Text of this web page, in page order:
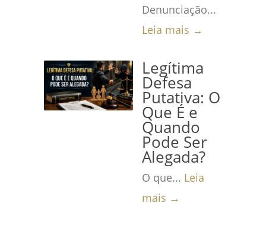
Denunciação...
Leia mais →
Legítima
Defesa
Putativa: O
Que É e
Quando
Pode Ser
Alegada?
O que... Leia
mais →